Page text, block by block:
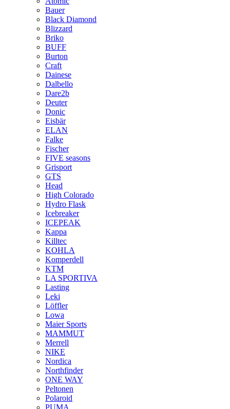
Bauer
Black Diamond
Blizzard
Briko
BUFF
Burton
Craft
Dainese
Dalbello
Dare2b
Deuter
Donic
Eisbär
ELAN
Falke
Fischer
FIVE seasons
Grisport
GTS
Head
High Colorado
Hydro Flask
Icebreaker
ICEPEAK
Kappa
Killtec
KOHLA
Komperdell
KTM
LA SPORTIVA
Lasting
Leki
Löffler
Lowa
Maier Sports
MAMMUT
Merrell
NIKE
Nordica
Northfinder
ONE WAY
Peltonen
Polaroid
PUMA